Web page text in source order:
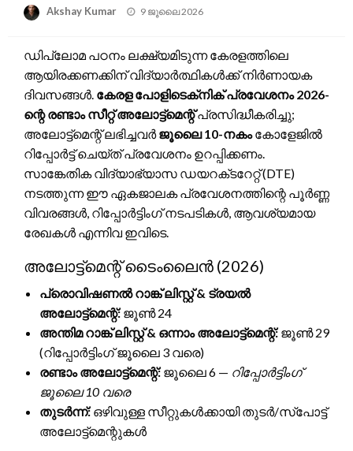
Akshay Kumar
Posted
9 ജൂലൈ 2026
ഡിപ്ലോമ പഠനം ലക്ഷ്യമിടുന്ന കേരളത്തിലെ
ആയിരക്കണക്കിന് വിദ്യാർത്ഥികൾക്ക് നിർണായക
ദിവസങ്ങൾ. കേരള പോളിടെക്‌നിക് പ്രവേശനം 2026-
ന്റെ രണ്ടാം സീറ്റ് അലോട്ട്‌മെന്റ്പ്രസിദ്ധീകരിച്ചു;
അലോട്ട്‌മെന്റ് ലഭിച്ചവർജൂലൈ 10-നകംകോളേജിൽ
റിപ്പോർട്ട് ചെയ്‌ത് പ്രവേശനം ഉറപ്പിക്കണം.
സാങ്കേതിക വിദ്യാഭ്യാസ ഡയറക്‌ടറേറ്റ് (DTE)
നടത്തുന്ന ഈ ഏകജാലക പ്രവേശനത്തിന്റെ പൂർണ്ണ
വിവരങ്ങൾ, റിപ്പോർട്ടിംഗ് നടപടികൾ, ആവശ്യമായ
രേഖകൾ എന്നിവ ഇവിടെ.
അലോട്ട്‌മെന്റ് ടൈംലൈൻ (2026)
പ്രൊവിഷണൽ റാങ്ക് ലിസ്റ്റ് & ട്രയൽ
അലോട്ട്‌മെന്റ്: ജൂൺ 24
അന്തിമ റാങ്ക് ലിസ്റ്റ് & ഒന്നാം അലോട്ട്‌മെന്റ്: ജൂൺ 29
(റിപ്പോർട്ടിംഗ് ജൂലൈ 3 വരെ)
രണ്ടാം അലോട്ട്‌മെന്റ്: ജൂലൈ 6 — റിപ്പോർട്ടിംഗ്
ജൂലൈ 10 വരെ
തുടർന്ന്: ഒഴിവുള്ള സീറ്റുകൾക്കായി തുടർ/സ്‌പോട്ട്
അലോട്ട്‌മെന്റുകൾ